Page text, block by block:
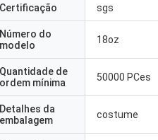
Certificação sgs
Número do
modelo
18oz
Quantidade de
ordem mínima
50000 PCes
Detalhes da
embalagem
costume